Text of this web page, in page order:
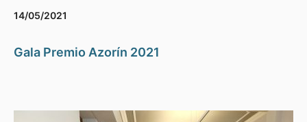
14/05/2021
Gala Premio Azorín 2021